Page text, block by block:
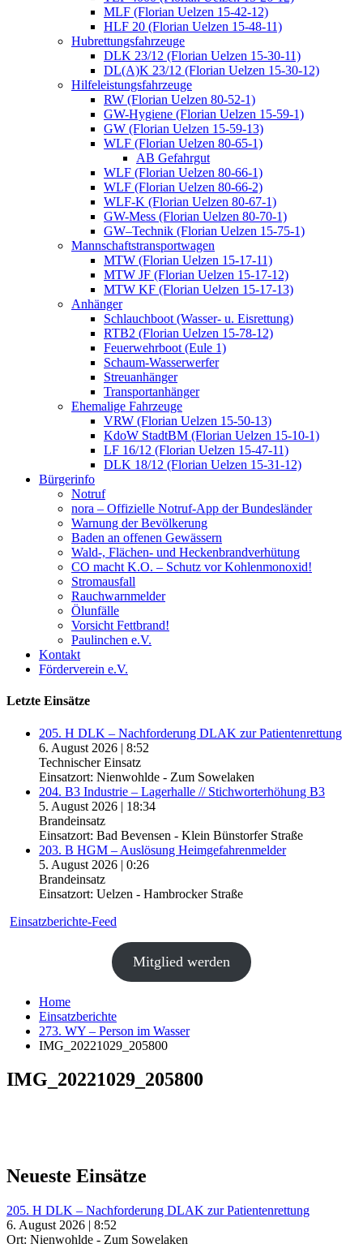
MLF (Florian Uelzen 15-42-12)
HLF 20 (Florian Uelzen 15-48-11)
Hubrettungsfahrzeuge
DLK 23/12 (Florian Uelzen 15-30-11)
DL(A)K 23/12 (Florian Uelzen 15-30-12)
Hilfeleistungsfahrzeuge
RW (Florian Uelzen 80-52-1)
GW-Hygiene (Florian Uelzen 15-59-1)
GW (Florian Uelzen 15-59-13)
WLF (Florian Uelzen 80-65-1)
AB Gefahrgut
WLF (Florian Uelzen 80-66-1)
WLF (Florian Uelzen 80-66-2)
WLF-K (Florian Uelzen 80-67-1)
GW-Mess (Florian Uelzen 80-70-1)
GW–Technik (Florian Uelzen 15-75-1)
Mannschaftstransportwagen
MTW (Florian Uelzen 15-17-11)
MTW JF (Florian Uelzen 15-17-12)
MTW KF (Florian Uelzen 15-17-13)
Anhänger
Schlauchboot (Wasser- u. Eisrettung)
RTB2 (Florian Uelzen 15-78-12)
Feuerwehrboot (Eule 1)
Schaum-Wasserwerfer
Streuanhänger
Transportanhänger
Ehemalige Fahrzeuge
VRW (Florian Uelzen 15-50-13)
KdoW StadtBM (Florian Uelzen 15-10-1)
LF 16/12 (Florian Uelzen 15-47-11)
DLK 18/12 (Florian Uelzen 15-31-12)
Bürgerinfo
Notruf
nora – Offizielle Notruf-App der Bundesländer
Warnung der Bevölkerung
Baden an offenen Gewässern
Wald-, Flächen- und Heckenbrandverhütung
CO macht K.O. – Schutz vor Kohlenmonoxid!
Stromausfall
Rauchwarnmelder
Ölunfälle
Vorsicht Fettbrand!
Paulinchen e.V.
Kontakt
Förderverein e.V.
Letzte Einsätze
205. H DLK – Nachforderung DLAK zur Patientenrettung
6. August 2026 | 8:52
Technischer Einsatz
Einsatzort: Nienwohlde - Zum Sowelaken
204. B3 Industrie – Lagerhalle // Stichworterhöhung B3
5. August 2026 | 18:34
Brandeinsatz
Einsatzort: Bad Bevensen - Klein Bünstorfer Straße
203. B HGM – Auslösung Heimgefahrenmelder
5. August 2026 | 0:26
Brandeinsatz
Einsatzort: Uelzen - Hambrocker Straße
Einsatzberichte-Feed
Mitglied werden
Home
Einsatzberichte
273. WY – Person im Wasser
IMG_20221029_205800
IMG_20221029_205800
Neueste Einsätze
205. H DLK – Nachforderung DLAK zur Patientenrettung
6. August 2026 | 8:52
Ort: Nienwohlde - Zum Sowelaken